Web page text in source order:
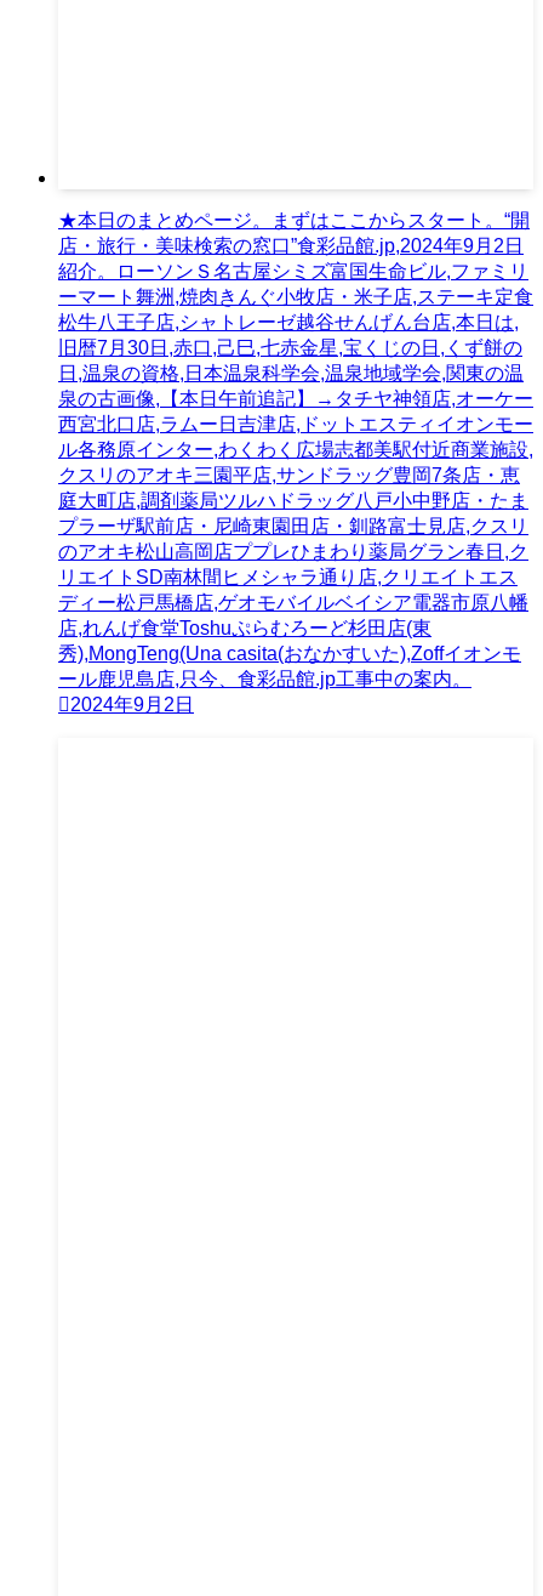
★本日のまとめページ。まずはここからスタート。“開
店・旅行・美味検索の窓口”食彩品館.jp,2024年9月2日
紹介。ローソンＳ名古屋シミズ富国生命ビル,ファミリ
ーマート舞洲,焼肉きんぐ小牧店・米子店,ステーキ定食
松牛八王子店,シャトレーゼ越谷せんげん台店,本日は,
旧暦7月30日,赤口,己巳,七赤金星,宝くじの日,くず餅の
日,温泉の資格,日本温泉科学会,温泉地域学会,関東の温
泉の古画像,【本日午前追記】→タチヤ神領店,オーケー
西宮北口店,ラムー日吉津店,ドットエスティイオンモー
ル各務原インター,わくわく広場志都美駅付近商業施設,
クスリのアオキ三園平店,サンドラッグ豊岡7条店・恵
庭大町店,調剤薬局ツルハドラッグ八戸小中野店・たま
プラーザ駅前店・尼崎東園田店・釧路富士見店,クスリ
のアオキ松山高岡店ププレひまわり薬局グラン春日,ク
リエイトSD南林間ヒメシャラ通り店,クリエイトエス
ディー松戸馬橋店,ゲオモバイルベイシア電器市原八幡
店,れんげ食堂Toshuぷらむろーど杉田店(東
秀),MongTeng(Una casita(おなかすいた),Zoffイオンモ
ール鹿児島店,只今、食彩品館.jp工事中の案内。
2024年9月2日